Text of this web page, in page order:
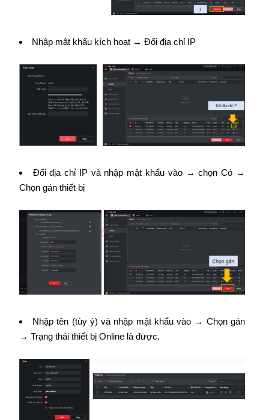
Nhập mật khẩu kích hoạt → Đổi địa chỉ IP
Đổi địa chỉ IP và nhập mật khẩu vào → chọn Có →
Chọn gán thiết bị
Nhập tên (tùy ý) và nhập mật khẩu vào → Chọn gán
→ Trạng thái thiết bị Online là được.